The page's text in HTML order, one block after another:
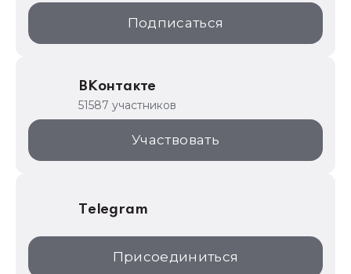
1С:Образование
ИТС.1C.ru
1С:Торговая площадка
Подписаться
ВКонтакте
51587 участников
Участвовать
Telegram
Присоединиться